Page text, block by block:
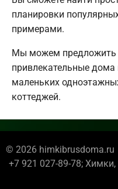
планировки
примерами.
Мы можем предложить
привлекательные
маленьких
коттеджей.
© 2026 himkibrusdoma.ru
+7 921 027-89-78;